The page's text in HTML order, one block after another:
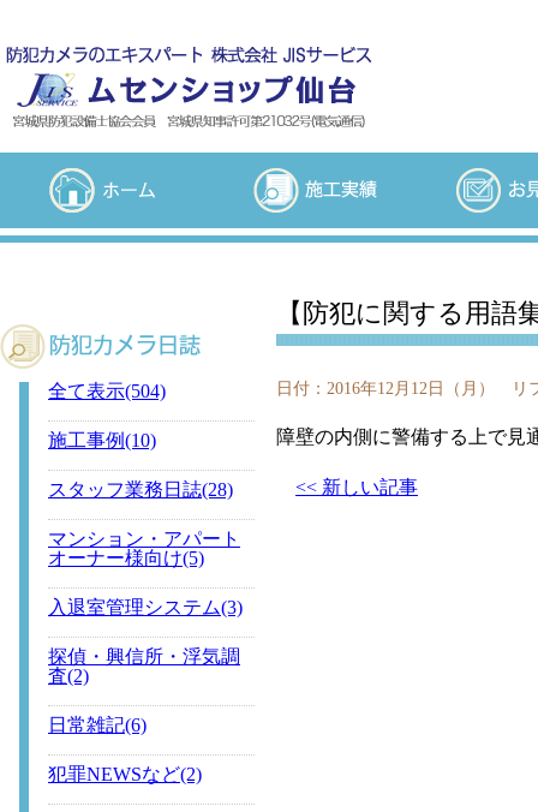
【防犯に関する用語
日付： 2016年12月12日（月） リ
障壁の内側に警備する上で見
<< 新しい記事
全て表示(504)
施工事例(10)
スタッフ業務日誌(28)
マンション・アパート
オーナー様向け(5)
入退室管理システム(3)
探偵・興信所・浮気調
査(2)
日常雑記(6)
犯罪NEWSなど(2)